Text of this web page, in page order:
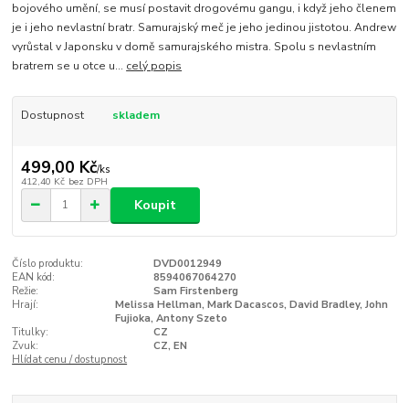
bojového umění, se musí postavit drogovému gangu, i když jeho členem
je i jeho nevlastní bratr. Samurajský meč je jeho jedinou jistotou. Andrew
vyrůstal v Japonsku v domě samurajského mistra. Spolu s nevlastním
bratrem se u otce u... celý popis
Dostupnost skladem
499,00 Kč/ks
412,40 Kč bez DPH
Koupit
Číslo produktu:
DVD0012949
EAN kód:
8594067064270
Režie:
Sam Firstenberg
Hrají:
Melissa Hellman, Mark Dacascos, David Bradley, John
Fujioka, Antony Szeto
Titulky:
CZ
Zvuk:
CZ, EN
Hlídat cenu / dostupnost